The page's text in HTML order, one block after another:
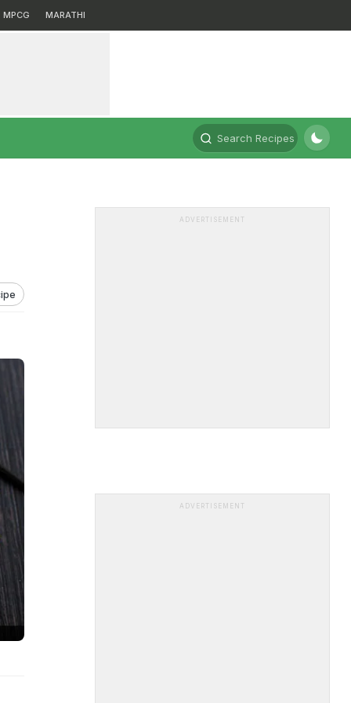
MPCG MARATHI
Search Recipes
ADVERTISEMENT
ADVERTISEMENT